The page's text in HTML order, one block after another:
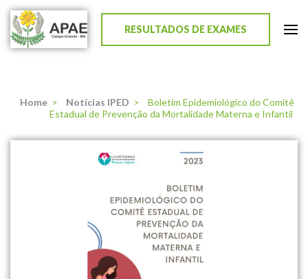
APAE de Campo Grande
RESULTADOS DE EXAMES
Home > Notícias IPED >
Boletim Epidemiológico do Comitê
Estadual de Prevenção da Mortalidade Materna e Infantil